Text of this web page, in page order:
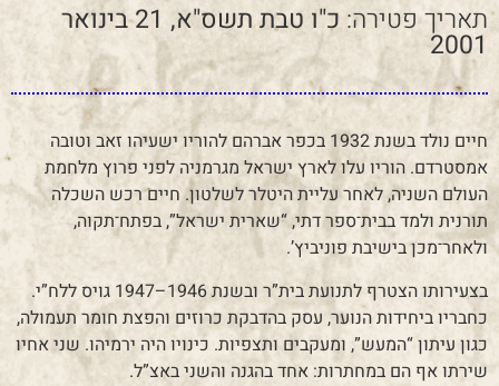
תאריך פטירה:
כ"ו טבת תשס"א, 21 בינואר
2001
חיים נולד בשנת 1932 בכפר אברהם להוריו ישעיהו זאב וטובה
אמסטרדם. הוריו עלו לארץ ישראל מגרמניה לפני פרוץ מלחמת
העולם השניה, לאחר עליית היטלר לשלטון. חיים רכש השכלה
תורנית ולמד בבית־ספר דתי, “שארית ישראל”, בפתח־תקוה,
ולאחר־מכן בישיבת פוניביץ’.
בצעירותו הצטרף לתנועת בית”ר ובשנת 1946–1947 גויס ללח”י.
כחבריו ביחידות הנוער, עסק בהדבקת כרוזים והפצת חומר תעמולה,
כגון עיתון “המעש”, ומעקבים ותצפיות. כינויו היה ירמיהו. שני אחיו
שירתו אף הם במחתרות: אחד בהגנה והשני באצ”ל.